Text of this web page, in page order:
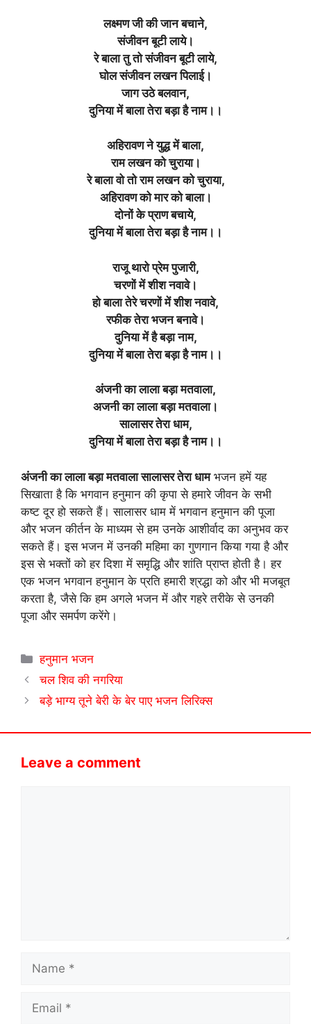
लक्ष्मण जी की जान बचाने,
संजीवन बूटी लाये।
रे बाला तु तो संजीवन बूटी लाये,
घोल संजीवन लखन पिलाई।
जाग उठे बलवान,
दुनिया में बाला तेरा बड़ा है नाम।।
अहिरावण ने युद्ध में बाला,
राम लखन को चुराया।
रे बाला वो तो राम लखन को चुराया,
अहिरावण को मार को बाला।
दोनों के प्राण बचाये,
दुनिया में बाला तेरा बड़ा है नाम।।
राजू थारो प्रेम पुजारी,
चरणों में शीश नवावे।
हो बाला तेरे चरणों में शीश नवावे,
रफीक तेरा भजन बनावे।
दुनिया में है बड़ा नाम,
दुनिया में बाला तेरा बड़ा है नाम।।
अंजनी का लाला बड़ा मतवाला,
अजनी का लाला बड़ा मतवाला।
सालासर तेरा धाम,
दुनिया में बाला तेरा बड़ा है नाम।।
अंजनी का लाला बड़ा मतवाला सालासर तेरा धामभजन हमें यह
सिखाता है कि भगवान हनुमान की कृपा से हमारे जीवन के सभी
कष्ट दूर हो सकते हैं। सालासर धाम में भगवान हनुमान की पूजा
और भजन कीर्तन के माध्यम से हम उनके आशीर्वाद का अनुभव कर
सकते हैं। इस भजन में उनकी महिमा का गुणगान किया गया है और
इस से भक्तों को हर दिशा में समृद्धि और शांति प्राप्त होती है। हर
एक भजन भगवान हनुमान के प्रति हमारी श्रद्धा को और भी मजबूत
करता है, जैसे कि हम अगले भजन में और गहरे तरीके से उनकी
पूजा और समर्पण करेंगे।
Categories
हनुमान भजन
चल शिव की नगरिया
बड़े भाग्य तूने बेरी के बेर पाए भजन लिरिक्स
Leave a comment